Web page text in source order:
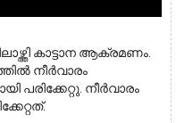
കാട്ടാന ആക്രമണം.
നീർവാരം
നീർവാരം